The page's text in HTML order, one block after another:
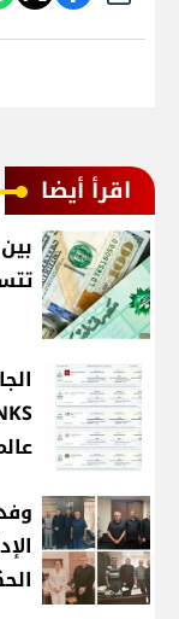
اقرأ أيضا